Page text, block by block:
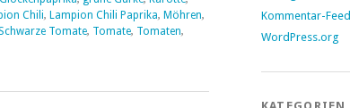
Chili, Lampion Chili Paprika, Möhren,
Tomate, Tomate, Tomaten,
Kommentar-Feed
WordPress.org